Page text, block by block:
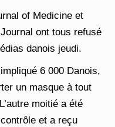
of Medicine et
ont tous refusé
danois jeudi.
6 000 Danois,
un masque à tout
moitié a été
et a reçu